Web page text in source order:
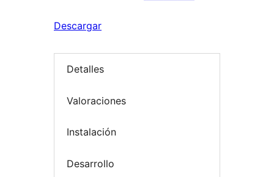
Descargar
Detalles
Valoraciones
Instalación
Desarrollo